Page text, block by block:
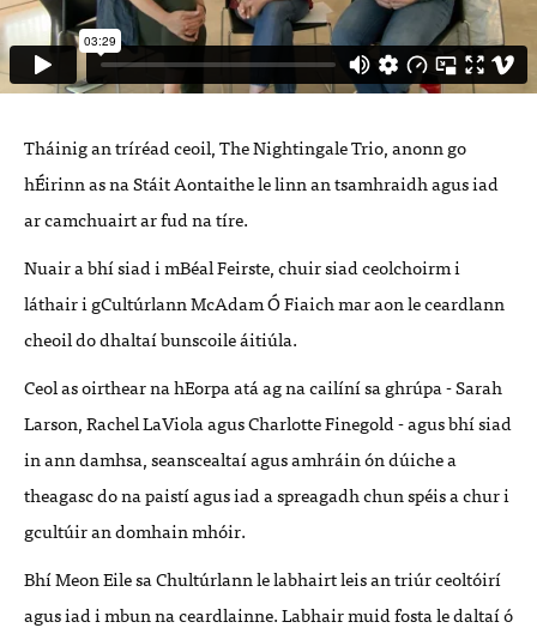
Tháinig antríréadceoil, The Nightingale Trio, anonn go
hÉirinn as na Stáit Aontaithe le linn an tsamhraidh agus iad
ar camchuairt ar fud na tíre.
Nuair a bhí siad i mBéal Feirste, chuir siad ceolchoirm i
láthair i gCultúrlann McAdam Ó Fiaich mar aon le ceardlann
cheoil do dhaltaí bunscoile áitiúla.
Ceol as oirthear na hEorpa atá ag na cailíní sa ghrúpa - Sarah
Larson, Rachel LaViola agus Charlotte Finegold - agus bhí siad
in ann damhsa, seanscealtaí agus amhráin ón dúiche a
theagasc do na paistí agus iad a spreagadh chun spéis a chur i
gcultúir an domhain mhóir.
Bhí Meon Eile sa Chultúrlann le labhairt leis an triúr ceoltóirí
agus iad i mbun na ceardlainne. Labhair muid fosta le daltaí ó